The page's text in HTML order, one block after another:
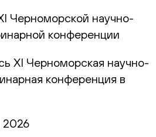
Черноморской научно-
конференции
XI Черноморская научно-
конференция в
2026